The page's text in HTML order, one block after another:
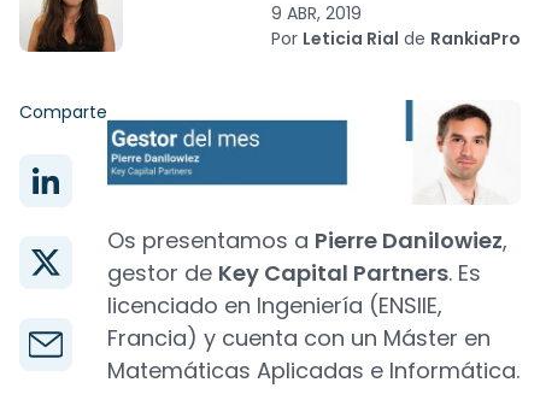
9 ABR, 2019
Por Leticia Rial de RankiaPro
Comparte
Os presentamos a Pierre Danilowiez,
gestor de Key Capital Partners. Es
licenciado en Ingeniería (ENSIIE,
Francia) y cuenta con un Máster en
Matemáticas Aplicadas e Informática.